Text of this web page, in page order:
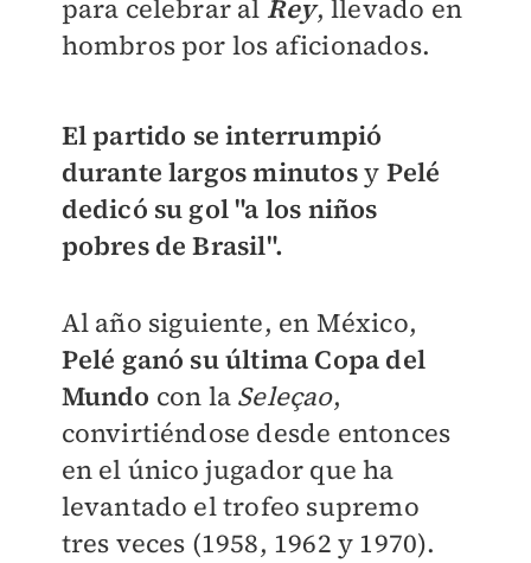
para celebrar al Rey, llevado en
hombros por los aficionados.
El partido se interrumpió
durante largos minutosy Pelé
dedicó su gol "a los niños
pobres de Brasil".
Al año siguiente, en México,
Pelé ganó su última Copa del
Mundo con la Seleçao,
convirtiéndose desde entonces
en el único jugador que ha
levantado el trofeo supremo
tres veces (1958, 1962 y 1970).